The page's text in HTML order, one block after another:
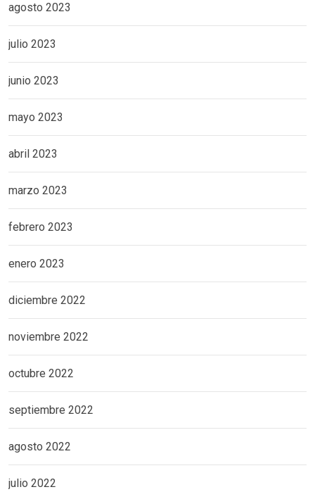
agosto 2023
julio 2023
junio 2023
mayo 2023
abril 2023
marzo 2023
febrero 2023
enero 2023
diciembre 2022
noviembre 2022
octubre 2022
septiembre 2022
agosto 2022
julio 2022